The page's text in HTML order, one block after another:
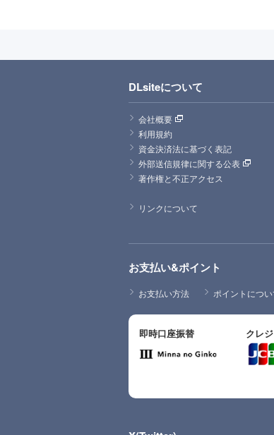
DLsiteについて
会社概要
利用規約
資金決済法に基づく表記
外部送信規律に関する公表
著作権と不正アクセス
リンクについて
お支払い&ポイント
お支払い方法 ポイントについ
即時口座振替 クレ